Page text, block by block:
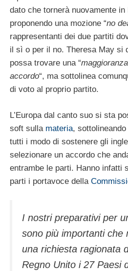
dato che tornerà nuovamente in
proponendo una mozione “no
rappresentanti dei due partiti
il sì o per il no. Theresa May si
possa trovare una “
accordo“, ma sottolinea
di voto al proprio partito.
L’Europa dal canto suo si sta
soft sulla materia,
tutti i modo di sostenere gli
selezionare un accordo che
entrambe le parti. Hanno infatti
parti i portavoce della
I nostri preparativi per
sono più importanti che
una richiesta ragionata
Regno Unito i 27 Paesi